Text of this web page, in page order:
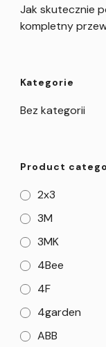
Jak skutecznie
kompletny
Kategorie
Bez kategorii
Product
2x3
3M
3MK
4Bee
4F
4garden
ABB